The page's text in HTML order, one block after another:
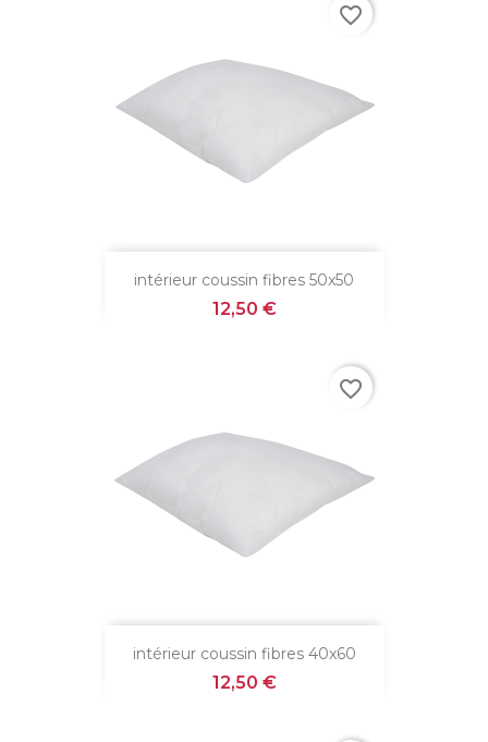
intérieur coussin fibres 50x50
Prix
12,50 €
favorite_border
intérieur coussin fibres 40x60
Prix
12,50 €
favorite_border